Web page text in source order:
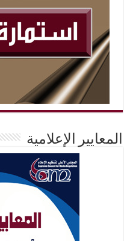
المعايير الإعلامية